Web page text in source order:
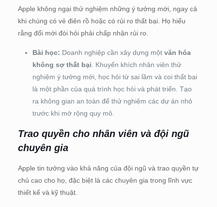
Apple không ngại thử nghiệm những ý tưởng mới, ngay cả
khi chúng có vẻ điên rồ hoặc có rủi ro thất bại. Họ hiểu
rằng đổi mới đòi hỏi phải chấp nhận rủi ro.
Bài học: Doanh nghiệp cần xây dựng một văn hóa
không sợ thất bại . Khuyến khích nhân viên thử
nghiệm ý tưởng mới, học hỏi từ sai lầm và coi thất bại
là một phần của quá trình học hỏi và phát triển. Tạo
ra không gian an toàn để thử nghiệm các dự án nhỏ
trước khi mở rộng quy mô.
Trao quyền cho nhân viên và đội ngũ
chuyên gia
Apple tin tưởng vào khả năng của đội ngũ và trao quyền tự
chủ cao cho họ, đặc biệt là các chuyên gia trong lĩnh vực
thiết kế và kỹ thuật.